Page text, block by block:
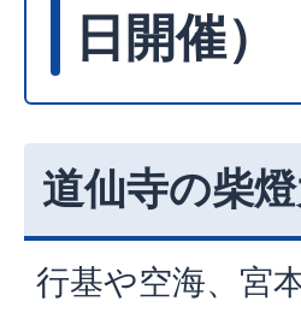
日開催）
道仙寺の柴
行基や空海、宮